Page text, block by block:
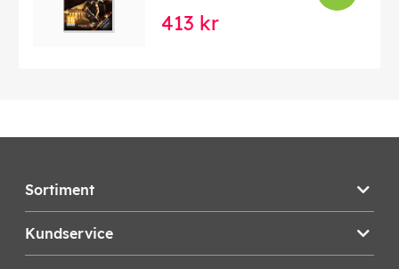
413 kr
Sortiment
Kundservice